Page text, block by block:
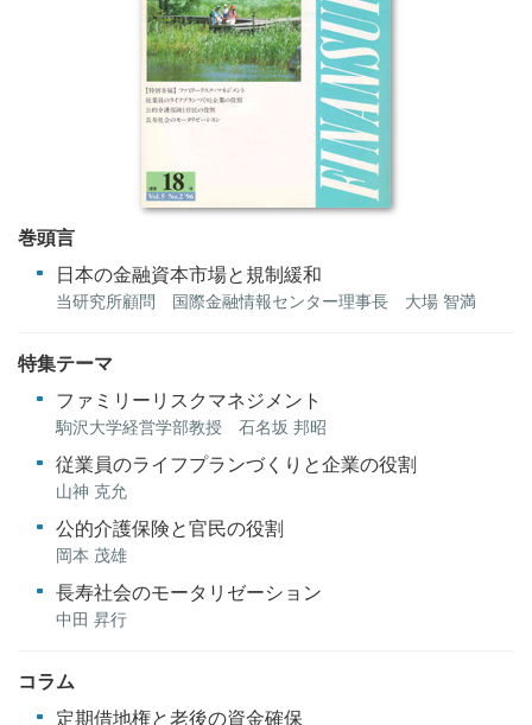
巻頭言
日本の金融資本市場と規制緩和
当研究所顧問 国際金融情報センター理事長 大場 智満
特集テーマ
ファミリーリスクマネジメント
駒沢大学経営学部教授 石名坂 邦昭
従業員のライフプランづくりと企業の役割
山神 克允
公的介護保険と官民の役割
岡本 茂雄
長寿社会のモータリゼーション
中田 昇行
コラム
定期借地権と老後の資金確保